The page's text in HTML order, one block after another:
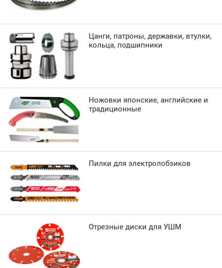
Цанги, патроны, державки, втулки,
кольца, подшипники
Ножовки японские, английские и
традиционные
Пилки для электролобзиков
Отрезные диски для УШМ